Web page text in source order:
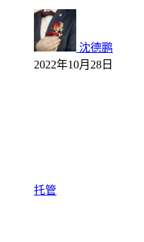
沈德鹏
2022年10月28日
托管